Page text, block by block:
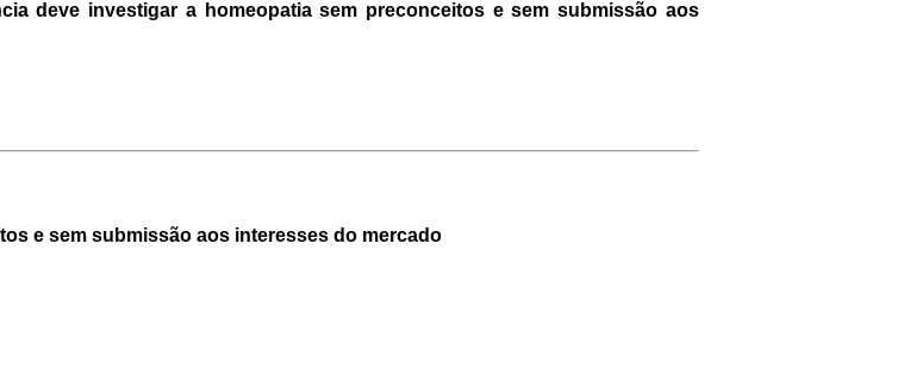
deve investigar a homeopatia sem preconceitos e sem submissão aos
e sem submissão aos interesses do mercado